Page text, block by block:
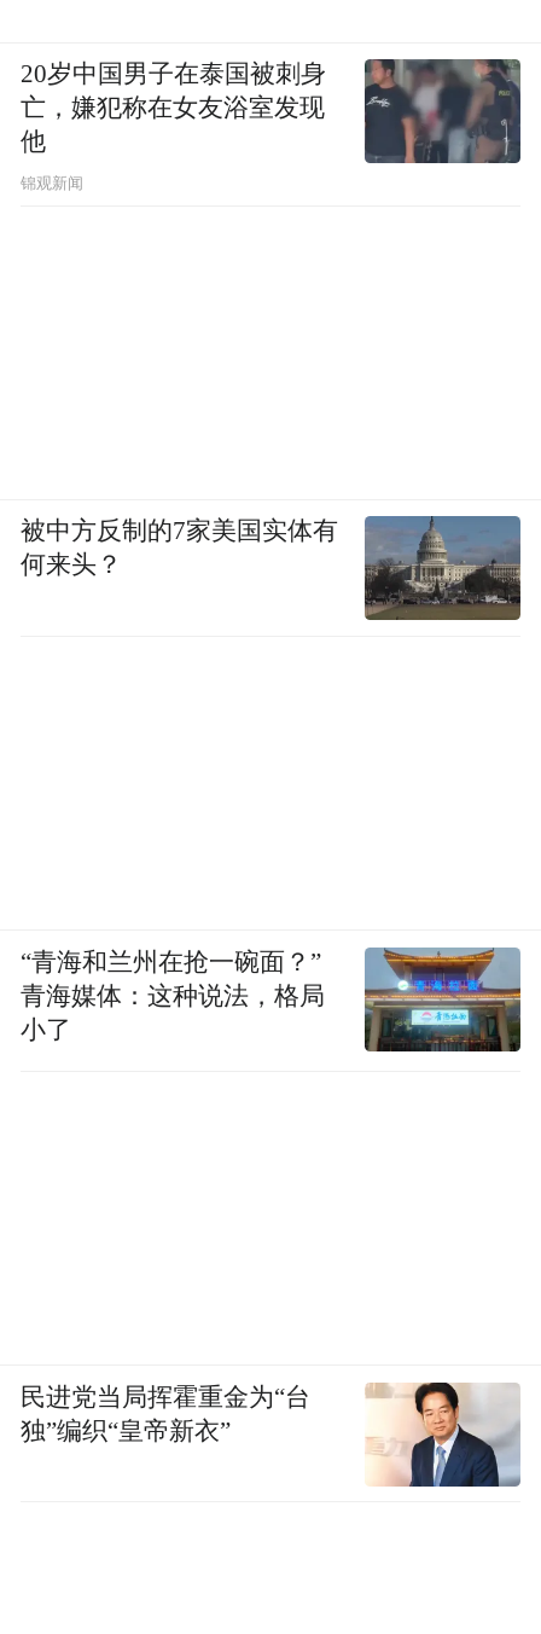
20岁中国男子在泰国被刺身
亡，嫌犯称在女友浴室发现
他
锦观新闻
被中方反制的7家美国实体有
何来头？
“青海和兰州在抢一碗面？”
青海媒体：这种说法，格局
小了
民进党当局挥霍重金为“台
独”编织“皇帝新衣”